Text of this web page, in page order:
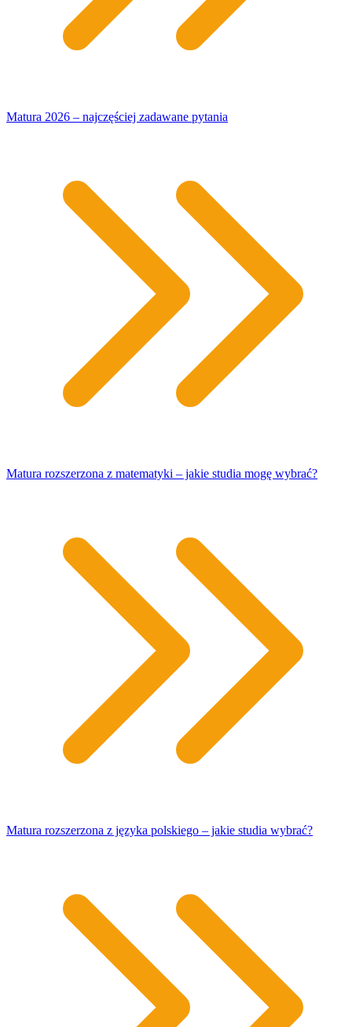
Matura 2026 – najczęściej zadawane pytania
Matura rozszerzona z matematyki – jakie studia mogę wybrać?
Matura rozszerzona z języka polskiego – jakie studia wybrać?